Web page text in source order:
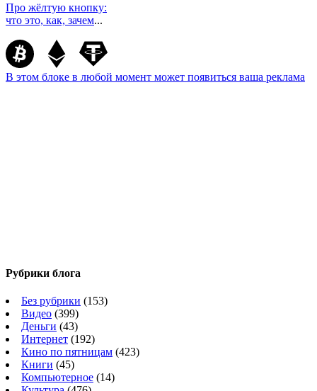
Про жёлтую кнопку:
что это, как, зачем...
В этом блоке в любой момент может появиться ваша реклама
Рубрики блога
Без рубрики (153)
Видео (399)
Деньги (43)
Интернет (192)
Кино по пятницам (423)
Книги (45)
Компьютерное (14)